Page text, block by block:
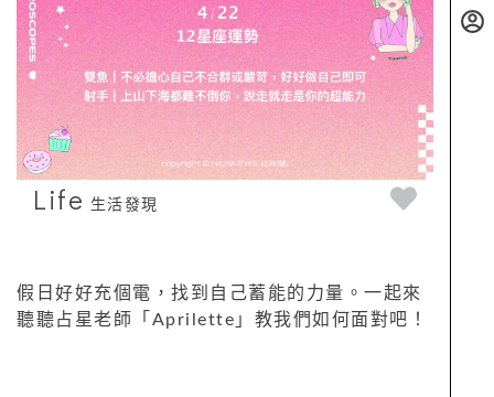
Life 生活發現
假日好好充個電，找到自己蓄能的力量。一起來
聽聽占星老師「Aprilette」教我們如何面對吧！